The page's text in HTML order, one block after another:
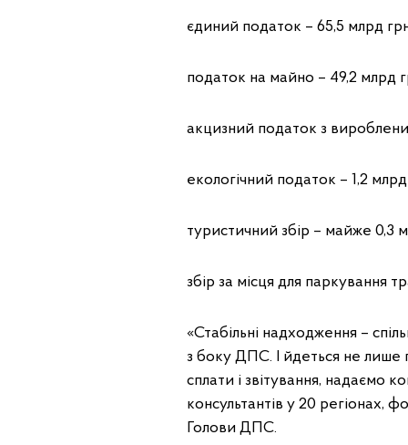
єдиний податок – 65,5 млрд
податок на майно – 49,2 млрд
акцизний податок з
екологічний податок – 1,2 млрд
туристичний збiр – майже 0,3
збiр за мiсця для паркування
«Стабільні надходження –
з боку ДПС. І йдеться не лише
сплати і звітування, надаємо
консультантів у 20 регіонах,
Голови ДПС.